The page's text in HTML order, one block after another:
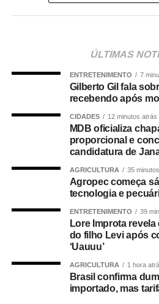
— Estamos aqui pensando e
de acompanhamento e rastreio
O deputado estadual Carlos
também é professor, afirmou que
educação infantil passa pela
como piso salarial dos docentes,
formação de profissionais e
creches.
Giannazi manifestou
recursos públicos para
promoveria uma “terceirização
deputado, o dinheiro público
governos de forma eficiente e
escolas públicas.
— Defendemos uma educação
ÚLTIMAS
ENTRETENIMENTO 7
Gilberto Gil fala
recebendo após
CIDADES 12 minutos atrás
MDB oficializa
proporcional e
candidatura de
AGRICULTURA 35
Agropec começa
tecnologia e
ENTRETENIMENTO 39
Lore Improta
do filho Levi após
‘Uauuu’
AGRICULTURA 1 hora
Brasil confirma
importado, mas